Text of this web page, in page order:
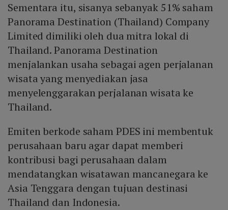
Sementara itu, sisanya sebanyak 51% saham
Panorama Destination (Thailand) Company
Limited dimiliki oleh dua mitra lokal di
Thailand. Panorama Destination
menjalankan usaha sebagai agen perjalanan
wisata yang menyediakan jasa
menyelenggarakan perjalanan wisata ke
Thailand.
Emiten berkode saham PDES ini membentuk
perusahaan baru agar dapat memberi
kontribusi bagi perusahaan dalam
mendatangkan wisatawan mancanegara ke
Asia Tenggara dengan tujuan destinasi
Thailand dan Indonesia.